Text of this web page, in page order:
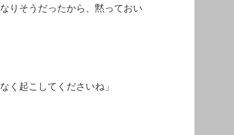
りそうだったから、黙っておい
く起こしてくださいね」